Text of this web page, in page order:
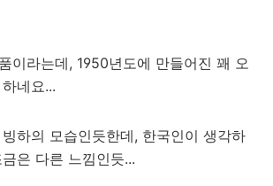
이라는데, 1950년도에 만들어진 꽤 오
네요...
하의 모습인듯한데, 한국인이 생각하
은 다른 느낌인듯...